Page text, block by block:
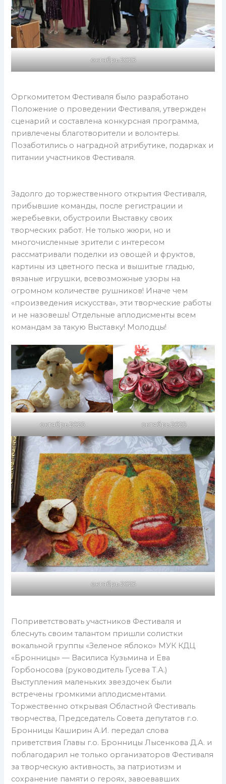
октябрь 2025
Оргкомитетом Фестиваля было разработано
Положение о проведении Фестиваля, утвержден
сценарий и составлена конкурсная программа,
привлечены благотворители и волонтеры.
Позаботились о наградной атрибутике, подарках и
питании участников Фестиваля.
Задолго до торжественного открытия Фестиваля,
прибывшие команды, после регистрации и
жеребьевки, обустроили Выставку своих
творческих работ. Не только жюри, но и
многочисленные зрители с интересом
рассматривали поделки из овощей и фруктов,
картины из цветного песка и вышитые гладью,
вязаные игрушки, всевозможные узоры на
огромном количестве рушников! Иначе чем
«произведения искусства», эти творческие работы
и не назовешь! Отдельные аплодисменты всем
командам за такую Выставку! Молодцы!
октябрь 2025 октябрь 2025
октябрь 2025
Поприветствовать участников Фестиваля и
блеснуть своим талантом пришли солистки
вокальной группы «Зеленое яблоко» МУК КДЦ
«Бронницы» — Василиса Кузьмина и Ева
Горбоносова (руководитель Гусева Т.А.)
Выступления маленьких звездочек были
встречены громкими аплодисментами.
Торжественно открывая Областной Фестиваль
творчества, Председатель Совета депутатов г.о.
Бронницы Каширин А.И. передал слова
приветствия Главы г.о. Бронницы Лысенкова Д.А. и
поблагодарил не только организаторов Фестиваля
за творческую активность, за патриотизм и
сохранение памяти о героях, завоевавших